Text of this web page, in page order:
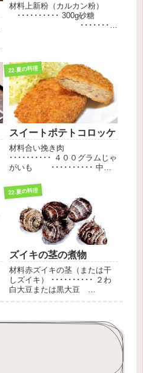
材料上新粉（カルカン粉）
･･････････ 300g砂糖
････････
････････
･･ ４個分
水 ...
22.夏の料理
スイートポテトコロッケ
材料合い挽き肉
･･････････ ４００グラムじゃ
がいも ･･････････ 中１
中４個玉ねぎ
･･････････ 中１個にんじ
ん ･･････････ 小１個
卵 ...
22.夏の料理
ズイキの茎の煮物
材料赤ズイキの茎（または干
しズイキ） ･･････････ ２わ
白大豆または黒大豆
ょうゆ・砂糖・酒・梅干し・